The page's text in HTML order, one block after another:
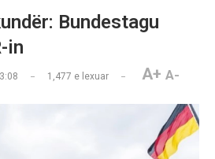
Bundestagu
in
1,477 e lexuar A+ A-